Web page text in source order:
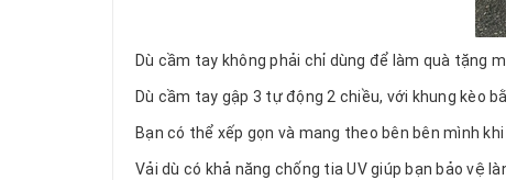
Dù cầm tay không phải chỉ dùng để làm quà tặng
Dù cầm tay gập 3 tự động 2 chiều, với khung kèo
Bạn có thể xếp gọn và mang theo bên bên mình khi
Vải dù có khả năng chống tia UV giúp bạn bảo vệ